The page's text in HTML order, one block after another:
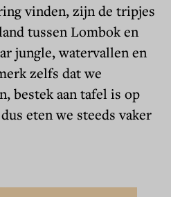
vinden, zijn de tripjes
tussen Lombok en
jungle, watervallen en
zelfs dat we
bestek aan tafel is op
eten we steeds vaker